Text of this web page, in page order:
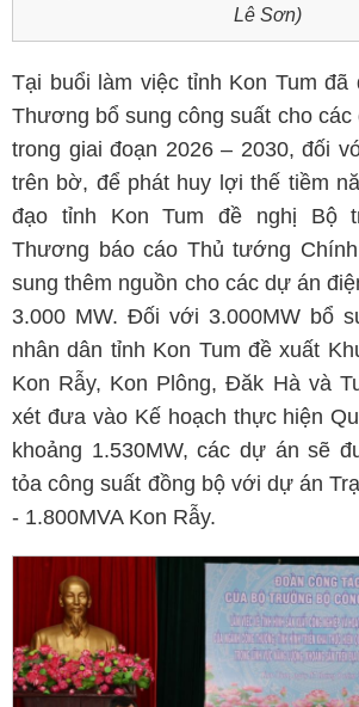
Lê Sơn)
Tại buổi làm việc tỉnh Kon Tum đã
Thương bổ sung công suất cho
trong giai đoạn 2026 – 2030, đối
trên bờ, để phát huy lợi thế tiềm
đạo tỉnh Kon Tum đề nghị Bộ
Thương báo cáo Thủ tướng
sung thêm nguồn cho các dự án
3.000 MW. Đối với 3.000MW bổ
nhân dân tỉnh Kon Tum đề xuất
Kon Rẫy, Kon Plông, Đăk Hà và
xét đưa vào Kế hoạch thực hiện
khoảng 1.530MW, các dự án sẽ
tỏa công suất đồng bộ với dự án
- 1.800MVA Kon Rẫy.